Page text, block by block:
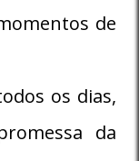
de
os dias,
da